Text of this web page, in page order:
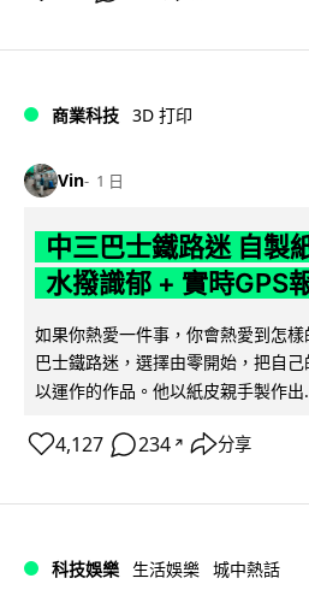
商業科技 3D 打印
Vin 1 日
中三巴士鐵路迷 自製
水撥識郁 + 實時GPS
如果你熱愛一件事，你會熱愛到怎
巴士鐵路迷，選擇由零開始，把自
以運作的作品。他以紙皮親手製作出
4,127 234 ↗ 分享
科技娛樂 生活娛樂 城中熱話